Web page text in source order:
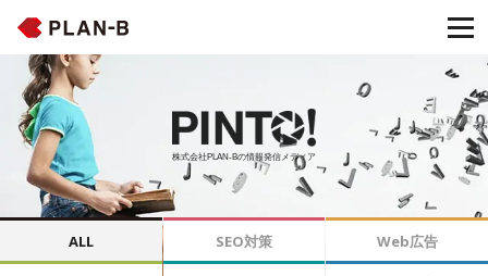
株式会社PLAN-Bの情報発信メディア
ALL SEO対策 Web広告